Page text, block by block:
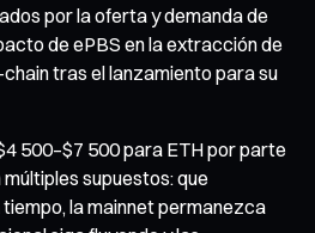
por la oferta y demanda de
de ePBS en la extracción de
tras el lanzamiento para su
500–$7 500 para ETH por parte
supuestos: que
la mainnet permanezca